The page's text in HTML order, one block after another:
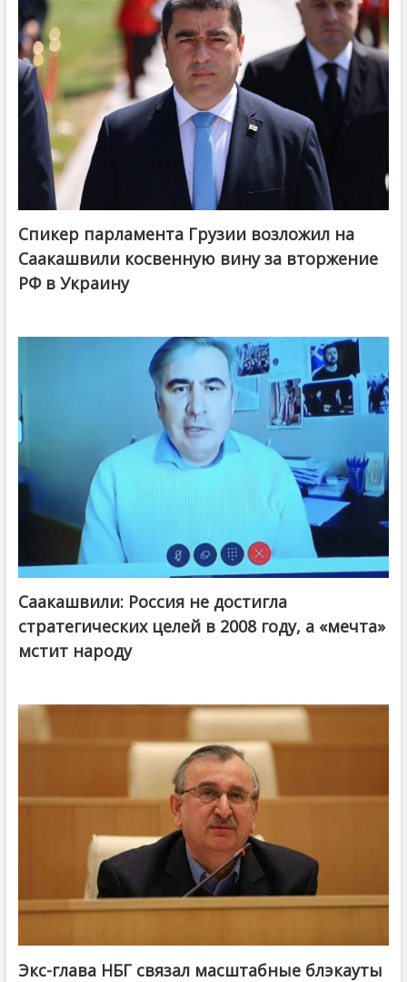
Спикер парламента Грузии возложил на
Саакашвили косвенную вину за вторжение
РФ в Украину
Саакашвили: Россия не достигла
стратегических целей в 2008 году, а «мечта»
мстит народу
Экс-глава НБГ связал масштабные блэкауты